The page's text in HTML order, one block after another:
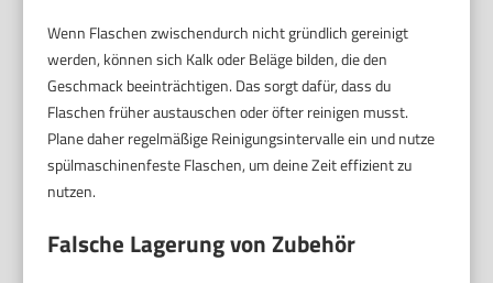
Wenn Flaschen zwischendurch nicht gründlich gereinigt
werden, können sich Kalk oder Beläge bilden, die den
Geschmack beeinträchtigen. Das sorgt dafür, dass du
Flaschen früher austauschen oder öfter reinigen musst.
Plane daher regelmäßige Reinigungsintervalle ein und nutze
spülmaschinenfeste Flaschen, um deine Zeit effizient zu
nutzen.
Falsche Lagerung von Zubehör